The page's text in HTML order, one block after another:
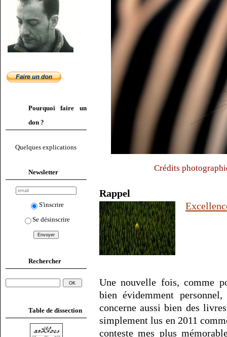
Pourquoi faire un
don ?
Quelques explications
Newsletter
S'inscrire
Se désinscrire
Rechercher
Table de dissection
Crédits
Rappel
Une nouvelle fois, comme
bien évidemment
concerne aussi bien des
simplement lus en 2011
conteste mes plus